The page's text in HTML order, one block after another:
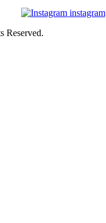
instagram
Reserved.